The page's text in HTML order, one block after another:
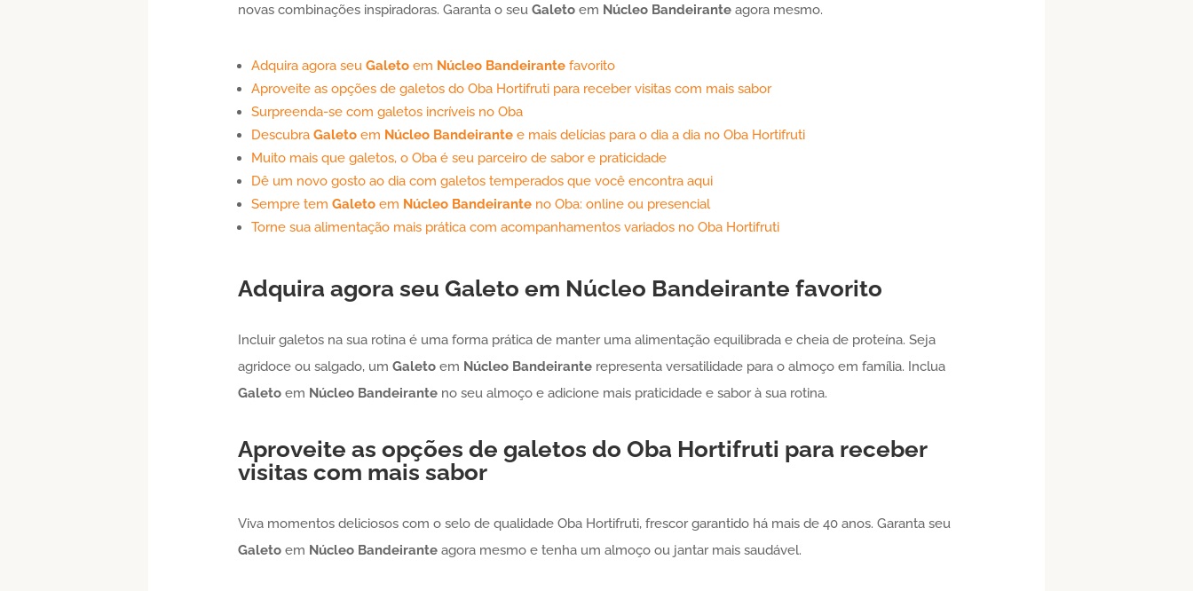
novas combinações inspiradoras. Garanta o seu Galetoem Núcleo Bandeiranteagora mesmo.
Adquira agora seu Galetoem Núcleo Bandeirantefavorito
Aproveite as opções de galetos do Oba Hortifruti para receber visitas com mais sabor
Surpreenda-se com galetos incríveis no Oba
Descubra Galetoem Núcleo Bandeirantee mais delícias para o dia a dia no Oba Hortifruti
Muito mais que galetos, o Oba é seu parceiro de sabor e praticidade
Dê um novo gosto ao dia com galetos temperados que você encontra aqui
Sempre tem Galetoem Núcleo Bandeiranteno Oba: online ou presencial
Torne sua alimentação mais prática com acompanhamentos variados no Oba Hortifruti
Adquira agora seu Galeto em Núcleo Bandeirante favorito
Incluir galetos na sua rotina é uma forma prática de manter uma alimentação equilibrada e cheia de proteína. Seja
agridoce ou salgado, um Galetoem Núcleo Bandeiranterepresenta versatilidade para o almoço em família. Inclua
Galetoem Núcleo Bandeiranteno seu almoço e adicione mais praticidade e sabor à sua rotina.
Aproveite as opções de galetos do Oba Hortifruti para receber
visitas com mais sabor
Viva momentos deliciosos com o selo de qualidade Oba Hortifruti, frescor garantido há mais de 40 anos. Garanta seu
Galetoem Núcleo Bandeiranteagora mesmo e tenha um almoço ou jantar mais saudável.